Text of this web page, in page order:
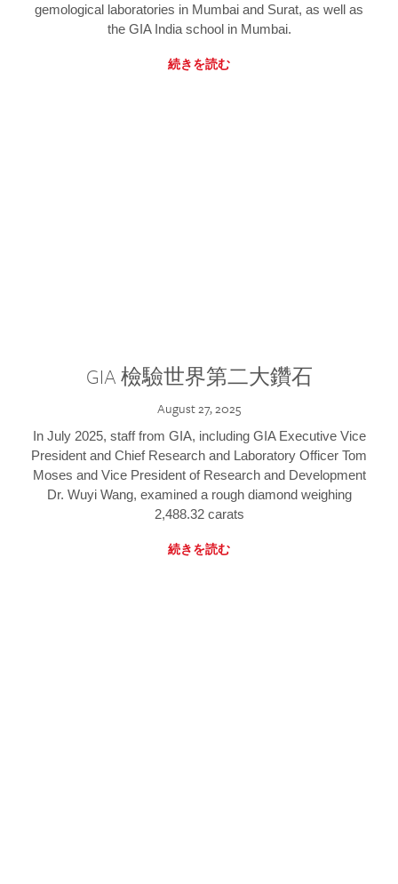
gemological laboratories in Mumbai and Surat, as well as
the GIA India school in Mumbai.
続きを読む
GIA 檢驗世界第二大鑽石
August 27, 2025
In July 2025, staff from GIA, including GIA Executive Vice
President and Chief Research and Laboratory Officer Tom
Moses and Vice President of Research and Development
Dr. Wuyi Wang, examined a rough diamond weighing
2,488.32 carats
続きを読む